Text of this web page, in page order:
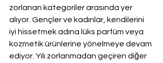
zorlanan kategoriler arasında yer
alıyor. Gençler ve kadınlar, kendilerini
iyi hissetmek adına lüks parfüm veya
kozmetik ürünlerine yönelmeye devam
ediyor. Yılı zorlanmadan geçiren diğer